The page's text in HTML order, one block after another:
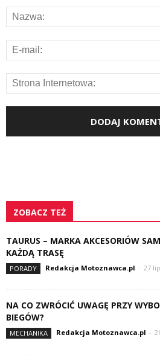
ZOBACZ TEŻ
TAURUS – MARKA AKCESORIÓW
KAŻDĄ TRASĘ
PORADY Redakcja Motoznawca.pl - 27
NA CO ZWRÓCIĆ UWAGĘ PRZY
BIEGÓW?
MECHANIKA Redakcja Motoznawca.pl -